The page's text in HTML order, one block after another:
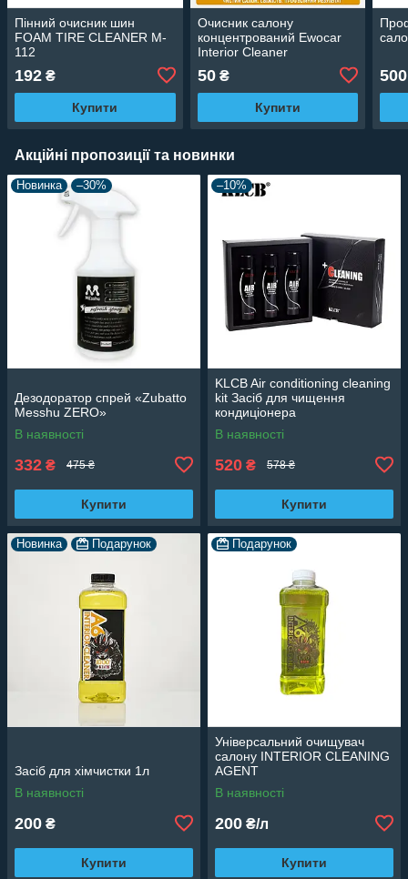
Пінний очисник шин
FOAM TIRE CLEANER M-
112
192 ₴
Купити
Очисник салону
концентрований Ewocar
Interior Cleaner
50₴
Купити
500
Акційні пропозиції та новинки
Новинка –30%
Дезодоратор спрей «Zubatto
Messhu ZERO»
В наявності
332 ₴ 475 ₴
Купити
–10%
KLCB Air conditioning cleaning
kit Засіб для чищення
кондиціонера
В наявності
520 ₴ 578 ₴
Купити
Новинка Подарунок
Засіб для хімчистки 1л
В наявності
200 ₴
Купити
Подарунок
Універсальний очищувач
салону INTERIOR CLEANING
AGENT
В наявності
200 ₴/л
Купити